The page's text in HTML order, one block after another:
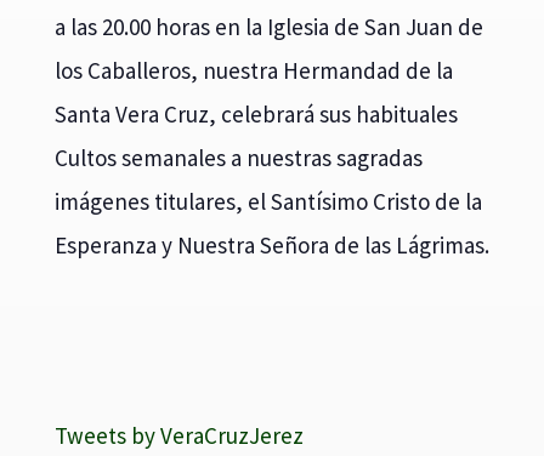
a las 20.00 horas en la Iglesia de San Juan de
los Caballeros, nuestra Hermandad de la
Santa Vera Cruz, celebrará sus habituales
Cultos semanales a nuestras sagradas
imágenes titulares, el Santísimo Cristo de la
Esperanza y Nuestra Señora de las Lágrimas.
Tweets by VeraCruzJerez